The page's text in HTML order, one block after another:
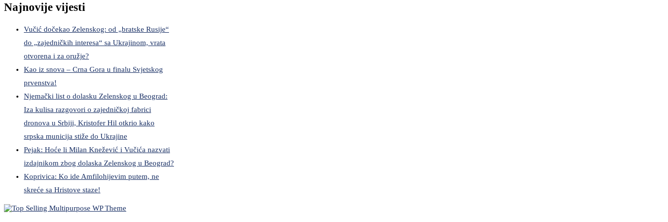
Najnovije vijesti
Vučić dočekao Zelenskog: od „bratske Rusije“
do „zajedničkih interesa“ sa Ukrajinom, vrata
otvorena i za oružje?
Kao iz snova – Crna Gora u finalu Svjetskog
prvenstva!
Njemački list o dolasku Zelenskog u Beograd:
Iza kulisa razgovori o zajedničkoj fabrici
dronova u Srbiji, Kristofer Hil otkrio kako
srpska municija stiže do Ukrajine
Pejak: Hoće li Milan Knežević i Vučića nazvati
izdajnikom zbog dolaska Zelenskog u Beograd?
Koprivica: Ko ide Amfilohijevim putem, ne
skreće sa Hristove staze!